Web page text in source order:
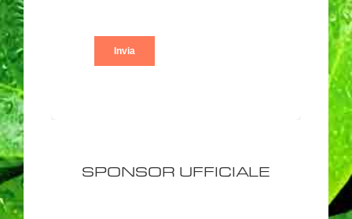
SPONSOR UFFICIALE